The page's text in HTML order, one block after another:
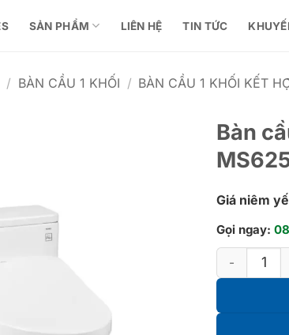
SẢN PHẨM LIÊN HỆ TIN TỨC
/ BÀN CẦU 1 KHỐI / BÀN CẦU 1 KHỐI KẾT
Bàn
Giá niêm
Gọi ngay:
Bàn cầu 1